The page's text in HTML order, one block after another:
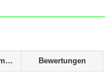
Sonstige Informationen Bewertungen